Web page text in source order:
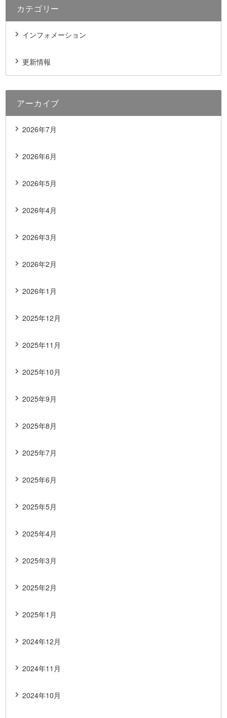
カテゴリー
インフォメーション
更新情報
アーカイブ
2026年7月
2026年6月
2026年5月
2026年4月
2026年3月
2026年2月
2026年1月
2025年12月
2025年11月
2025年10月
2025年9月
2025年8月
2025年7月
2025年6月
2025年5月
2025年4月
2025年3月
2025年2月
2025年1月
2024年12月
2024年11月
2024年10月